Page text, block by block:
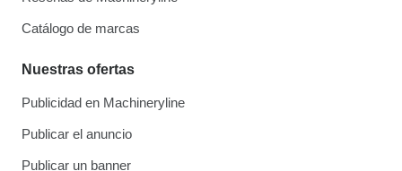
Catálogo de marcas
Nuestras ofertas
Publicidad en Machineryline
Publicar el anuncio
Publicar un banner